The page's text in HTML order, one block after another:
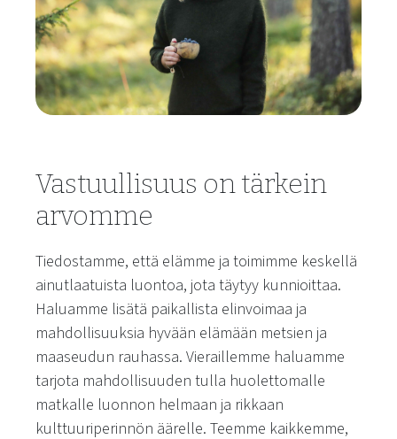
Vastuullisuus on tärkein
arvomme
Tiedostamme, että elämme ja toimimme keskellä
ainutlaatuista luontoa, jota täytyy kunnioittaa.
Haluamme lisätä paikallista elinvoimaa ja
mahdollisuuksia hyvään elämään metsien ja
maaseudun rauhassa. Vieraillemme haluamme
tarjota mahdollisuuden tulla huolettomalle
matkalle luonnon helmaan ja rikkaan
kulttuuriperinnön äärelle. Teemme kaikkemme,